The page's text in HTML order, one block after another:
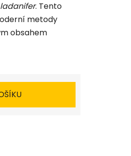
. Tento
metody
obsahem